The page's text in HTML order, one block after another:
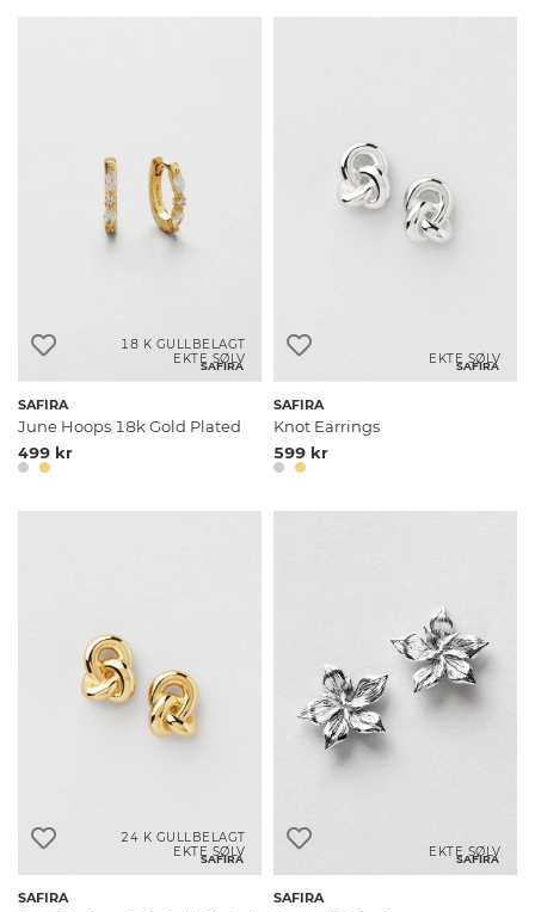
SAFIRA
18 K GULLBELAGT
EKTE SØLV
SAFIRA
June Hoops 18k Gold Plated
499 kr
SAFIRA
EKTE SØLV
SAFIRA
Knot Earrings
599 kr
SAFIRA
24 K GULLBELAGT
EKTE SØLV
SAFIRA
SAFIRA
EKTE SØLV
SAFIRA